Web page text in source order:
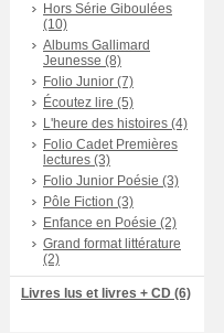
Hors Série Giboulées
(10)
Albums Gallimard
Jeunesse (8)
Folio Junior (7)
Écoutez lire (5)
L'heure des histoires (4)
Folio Cadet Premières
lectures (3)
Folio Junior Poésie (3)
Pôle Fiction (3)
Enfance en Poésie (2)
Grand format littérature
(2)
Livres lus et livres + CD (6)